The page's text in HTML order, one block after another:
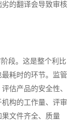
的翻译会导致审核
段。这是整个利比
耗时的环节。监管
估产品的安全性、
构的工作量、评审
文件齐全、质量